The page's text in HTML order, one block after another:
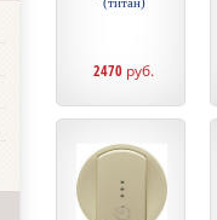
2470 руб.